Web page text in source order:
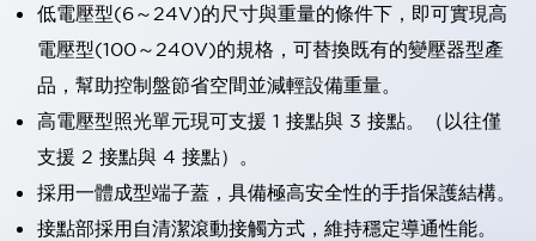
低電壓型(6～24V)的尺寸與重量的條件下，即可實現高
電壓型(100～240V)的規格，可替換既有的變壓器型產
品，幫助控制盤節省空間並減輕設備重量。
高電壓型照光單元現可支援 1 接點與 3 接點。（以往僅
支援 2 接點與 4 接點）。
採用一體成型端子蓋，具備極高安全性的手指保護結構。
接點部採用自清潔滾動接觸方式，維持穩定導通性能。